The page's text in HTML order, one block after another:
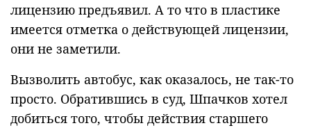
лицензию предъявил. А то что в пластике
имеется отметка о действующей лицензии,
они не заметили.
Вызволить автобус, как оказалось, не так-то
просто. Обратившись в суд, Шпачков хотел
добиться того, чтобы действия старшего